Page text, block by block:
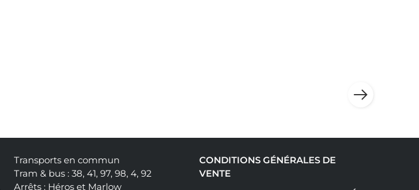
Transports en commun
Tram & bus : 38, 41, 97, 98, 4, 92
Arrêts : Héros et Marlow
CONDITIONS GÉNÉRALES DE
VENTE